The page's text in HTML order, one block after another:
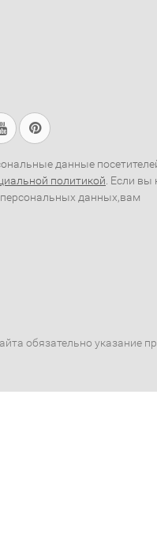
данные
политикой . Если вы
персональных данных,вам
обязательно указание